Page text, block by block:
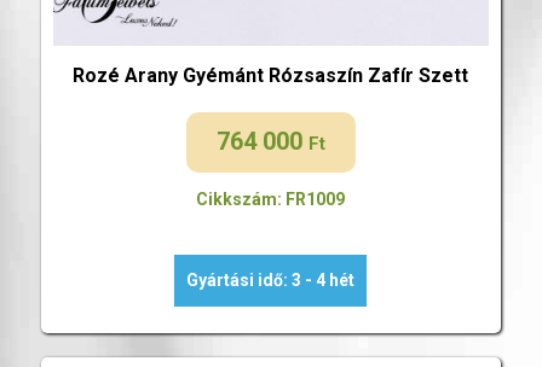
Rozé Arany Gyémánt Rózsaszín Zafír Szett
764 000 Ft
Cikkszám: FR1009
Gyártási idő: 3 - 4 hét